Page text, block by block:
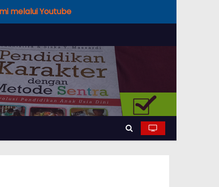
melalui Youtube